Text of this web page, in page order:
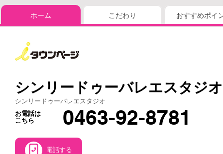
ホーム こだわり おすすめポイ
シンリードゥーバレエスタジオ
シンリードゥーバレエスタジオ
お電話は
こちら
0463-92-8781
電話する